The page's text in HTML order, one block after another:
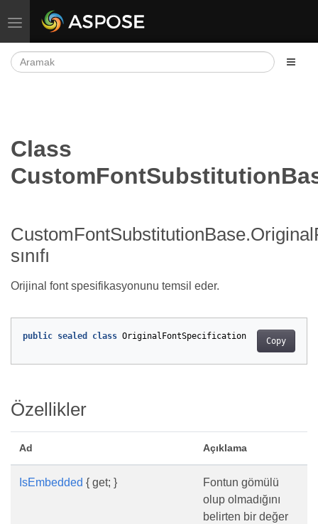
Gezinmeyi aç/kapat
Class
sınıfı
Orijinal font spesifikasyonunu temsil eder.
Copy
public sealed class OriginalFontSpecification
Özellikler
Ad Açıklama
IsEmbedded { get; }
Fontun gömülü
olup olmadığını
belirten bir değer